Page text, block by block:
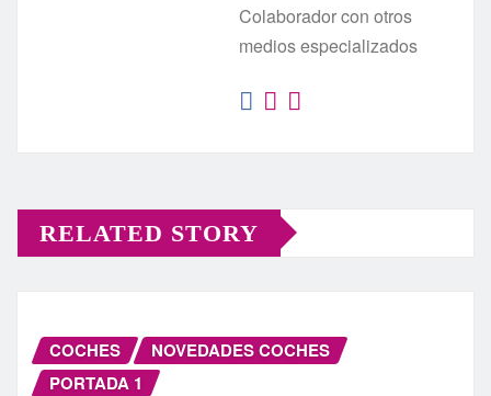
Colaborador con otros
medios especializados
RELATED STORY
COCHES
NOVEDADES COCHES
PORTADA 1